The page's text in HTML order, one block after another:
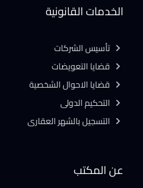
عن المكتب
الخدمات القانونية
تأسيس الشركات
قضايا التعويضات
قضايا الاحوال الشخصية
التحكيم الدولى
التسجيل بالشهر العقارى